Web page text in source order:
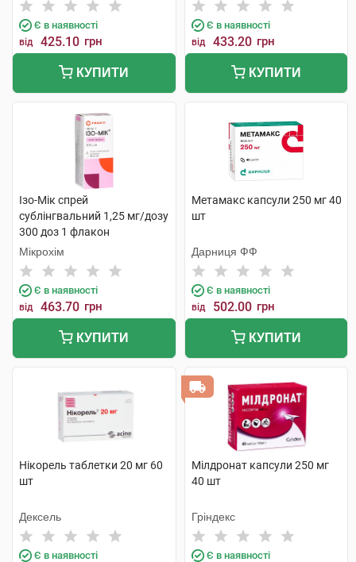
Є в наявності
від 425.10 грн
КУПИТИ
Є в наявності
від 433.20 грн
КУПИТИ
Ізо-Мік спрей
сублінгвальний 1,25 мг/дозу
300 доз 1 флакон
Мікрохім
Є в наявності
від 463.70 грн
КУПИТИ
Метамакс капсули 250 мг 40
шт
Дарниця ФФ
Є в наявності
від 502.00 грн
КУПИТИ
Нікорель таблетки 20 мг 60
шт
Дексель
Є в наявності
Мілдронат капсули 250 мг
40 шт
Гріндекс
Є в наявності